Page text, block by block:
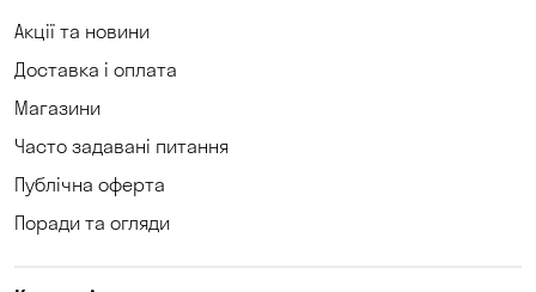
Корсунці
Коцюбинське
Кривий Ріг
Кропивницький
Акції та новини
Доставка і оплата
Магазини
Часто задавані питання
Публічна оферта
Поради та огляди